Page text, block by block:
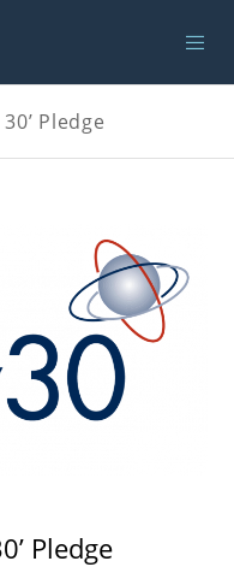
Pledge
Pledge